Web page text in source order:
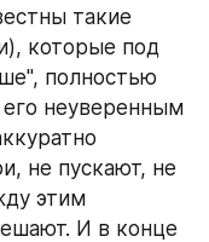
такие
которые под
полностью
неуверенным
не пускают, не
этим
И в конце